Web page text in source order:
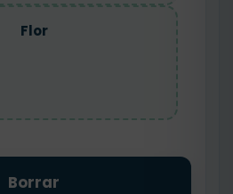
Flor
Borrar